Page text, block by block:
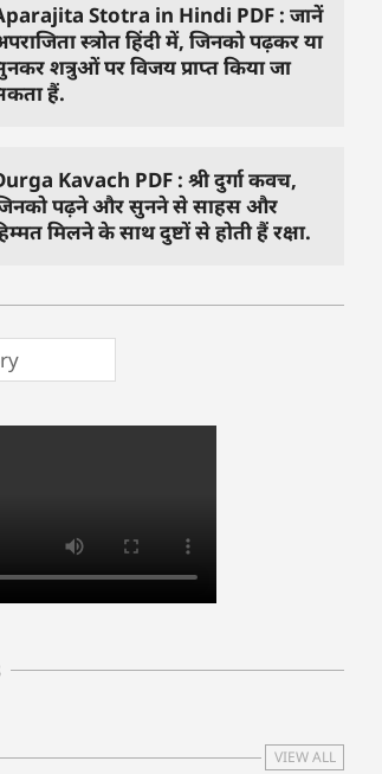
Stotra in Hindi PDF : जानें
स्त्रोत हिंदी में, जिनको पढ़कर या
शत्रुओं पर विजय प्राप्त किया जा
हैं.
Kavach PDF : श्री दुर्गा कवच,
पढ़ने और सुनने से साहस और
मिलने के साथ दुष्टों से होती हैं रक्षा.
VIEW ALL